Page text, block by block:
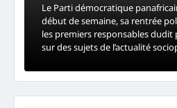
Le Parti démocratique
début de semaine, sa rentrée
les premiers responsables
sur des sujets de l’actualité